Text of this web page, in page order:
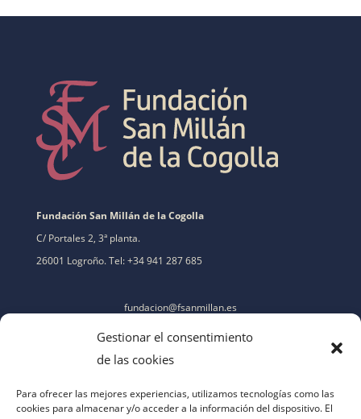
Gestionar el consentimiento
de las cookies
Para ofrecer las mejores experiencias, utilizamos tecnologías como las
cookies para almacenar y/o acceder a la información del dispositivo. El
Fundación San Millán de la Cogolla
C/ Portales 2, 3ª planta.
26001 Logroño. Tel: +34 941 287 685
fundacion@fsanmillan.es